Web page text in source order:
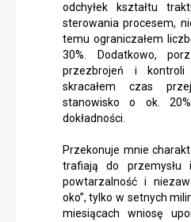
odchyłek kształtu
sterowania procesem,
temu ograniczałem
30%. Dodatkowo,
przezbrojeń i kontroli
skracałem czas
stanowisko o ok.
dokładności.
Przekonuje mnie
trafiają do przemysłu
powtarzalność i
oko”, tylko w setnych
miesiącach wniosę